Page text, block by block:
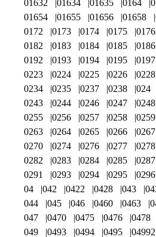
01632
01634 01635 0164
01654
01655 01656 01658
0172
0173 0174 0175 0176
0182
0183 0184 0185 0186
0192
0193 0194 0195 0197
0223
0224 0225 0226 0228
0234
0235 0237 0238 024
0243
0244 0246 0247 0248
0255
0256 0257 0258 0259
0263
0264 0265 0266 0267
0270
0274 0276 0277 0278
0282
0283 0284 0285 0287
0291
0293 0294 0295 0296
04
042 0422 0428 043
044
045 046 0460 0463
047
0470 0475 0476 0478
049
0493 0494 0495 04992